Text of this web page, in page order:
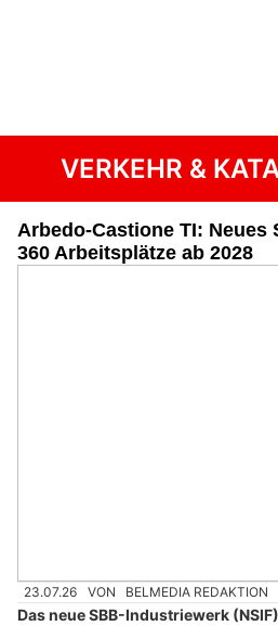
VERKEHR &
Arbedo-Castione TI: Neues
360 Arbeitsplätze ab 2028
23.07.26 VON BELMEDIA REDAKTION
Das neue SBB-Industriewerk